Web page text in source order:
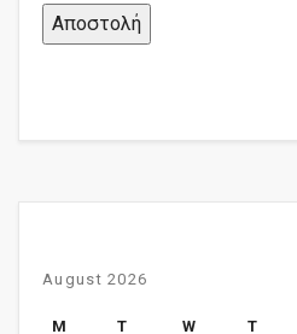
August 2026
M T W T